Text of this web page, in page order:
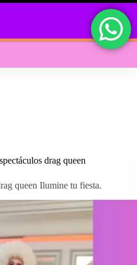
drag queen
queen Ilumine tu fiesta.